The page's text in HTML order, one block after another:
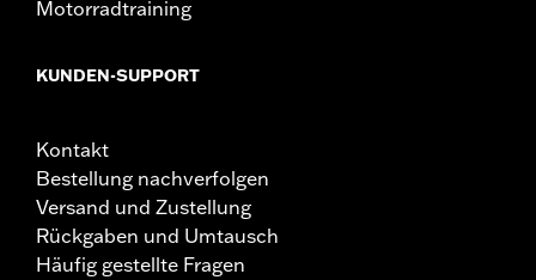
Motorradtraining
KUNDEN-SUPPORT
Kontakt
Bestellung nachverfolgen
Versand und Zustellung
Rückgaben und Umtausch
Häufig gestellte Fragen